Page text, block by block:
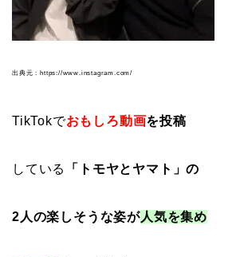
出典元：https://www.instagram.com/
TikTokでおもしろ動画を投稿
している 「トモヤとヤマト」の
2人の楽しそうな姿が人気を集め